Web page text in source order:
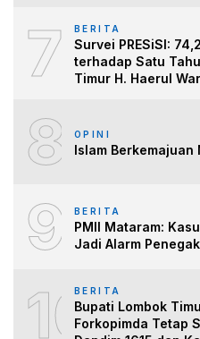
7 BERITA
Survei PRESiSI:
terhadap Satu
Timur H. Haerul
8 OPINI
Islam Berkemajuan
9 BERITA
PMII Mataram:
Jadi Alarm
10BERITA
Bupati Lombok
Forkopimda Tetap